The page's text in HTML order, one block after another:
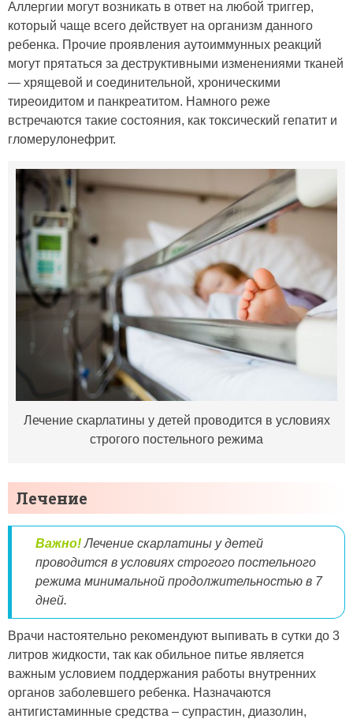
Аллергии могут возникать в ответ на любой триггер,
который чаще всего действует на организм данного
ребенка. Прочие проявления аутоиммунных реакций
могут прятаться за деструктивными изменениями тканей
— хрящевой и соединительной, хроническими
тиреоидитом и панкреатитом. Намного реже
встречаются такие состояния, как токсический гепатит и
гломерулонефрит.
Лечение скарлатины у детей проводится в условиях
строгого постельного режима
Лечение
Важно!Лечение скарлатины у детей
проводится в условиях строгого постельного
режима минимальной продолжительностью в 7
дней.
Врачи настоятельно рекомендуют выпивать в сутки до 3
литров жидкости, так как обильное питье является
важным условием поддержания работы внутренних
органов заболевшего ребенка. Назначаются
антигистаминные средства – супрастин, диазолин,